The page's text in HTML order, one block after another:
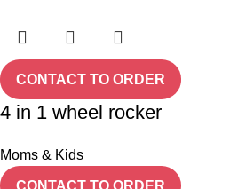
CONTACT TO ORDER
4 in 1 wheel rocker
Moms & Kids
CONTACT TO ORDER